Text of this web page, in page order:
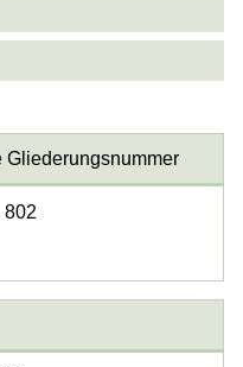
Gliederungsnummer
802